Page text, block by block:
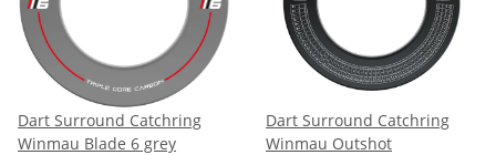
Dart Surround Catchring
Winmau Blade 6 grey
Dart Surround Catchring
Winmau Outshot